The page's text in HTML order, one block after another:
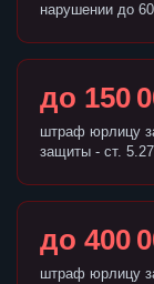
нарушении до
до 150
штраф юрлицу
защиты - ст.
до 400
штраф юрлицу